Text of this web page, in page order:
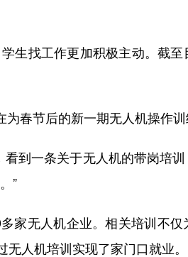
找工作更加积极主动。截至
春节后的新一期无人机操作训
一条关于无人机的带岗培训
”
无人机企业。相关培训不仅
人机培训实现了家门口就业。